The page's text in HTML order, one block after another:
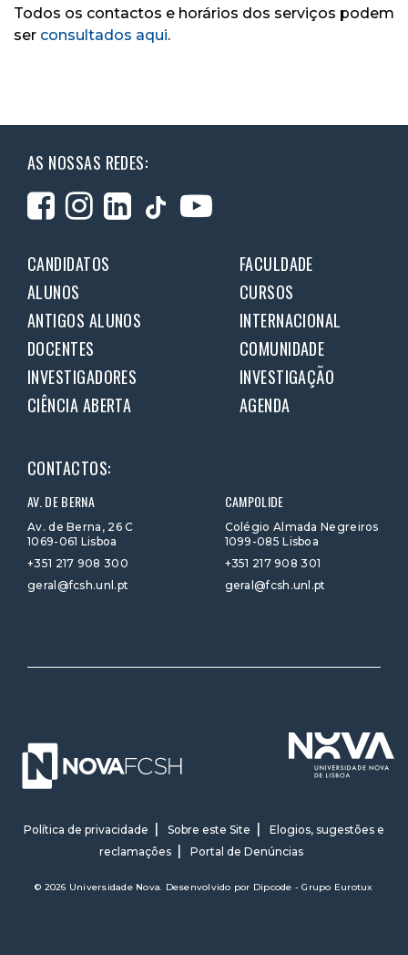
Todos os contactos e horários dos serviços podem
ser consultados aqui.
AS NOSSAS REDES:
CANDIDATOS
FACULDADE
ALUNOS
CURSOS
ANTIGOS ALUNOS
INTERNACIONAL
DOCENTES
COMUNIDADE
INVESTIGADORES
INVESTIGAÇÃO
CIÊNCIA ABERTA
AGENDA
CONTACTOS:
AV. DE BERNA
Av. de Berna, 26 C
1069-061 Lisboa
+351 217 908 300
geral@fcsh.unl.pt
CAMPOLIDE
Colégio Almada Negreiros
1099-085 Lisboa
+351 217 908 301
geral@fcsh.unl.pt
Política de privacidade Sobre este Site
Elogios, sugestões e
reclamações
Portal de Denúncias
© 2026 Universidade Nova. Desenvolvido por Dipcode - Grupo Eurotux